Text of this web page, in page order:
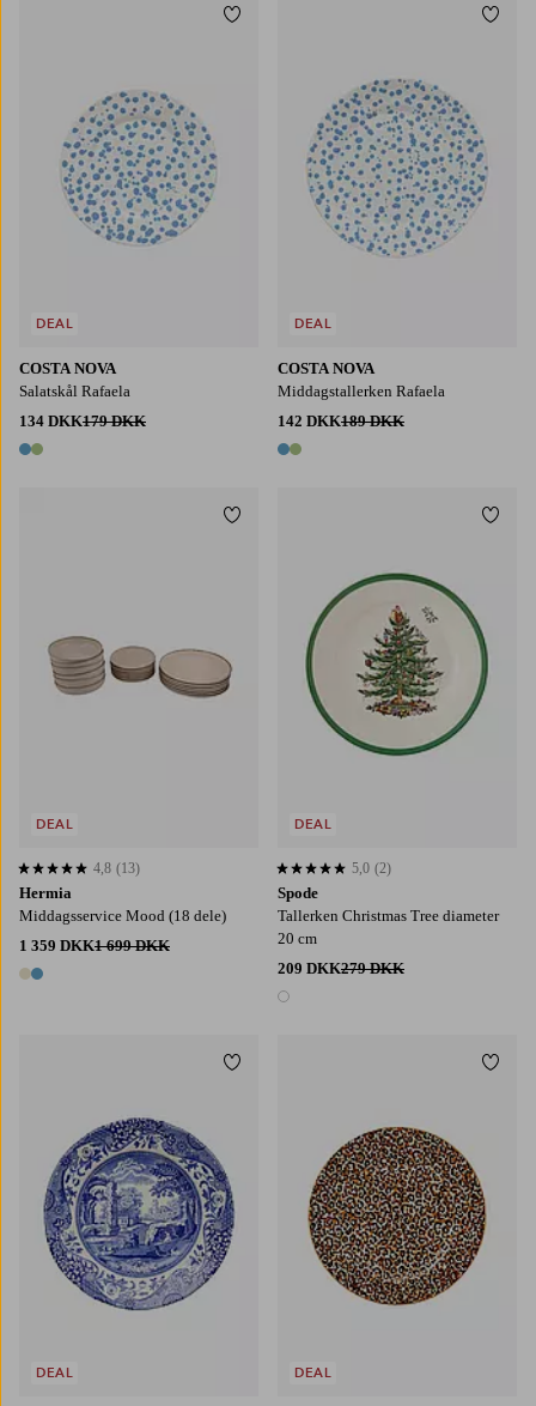
COSTA NOVA
Salatskål Rafaela
134 DKK179 DKK
2 farver
DEAL
Tilføj til favoritter
COSTA NOVA
Middagstallerken Rafaela
142 DKK189 DKK
2 farver
DEAL
Hermia
Middagsservice Mood (18 dele)
1 359 DKK1 699 DKK
2 farver
4,8 baseret på 13 bedømmelser
4,8 (13)
DEAL
Tilføj til favoritter
Spode
Tallerken Christmas Tree diameter
20 cm
209 DKK279 DKK
1 farve
5,0 baseret på 2 bedømmelser
5,0 (2)
DEAL
DEAL
Tilføj til favoritter
DEAL